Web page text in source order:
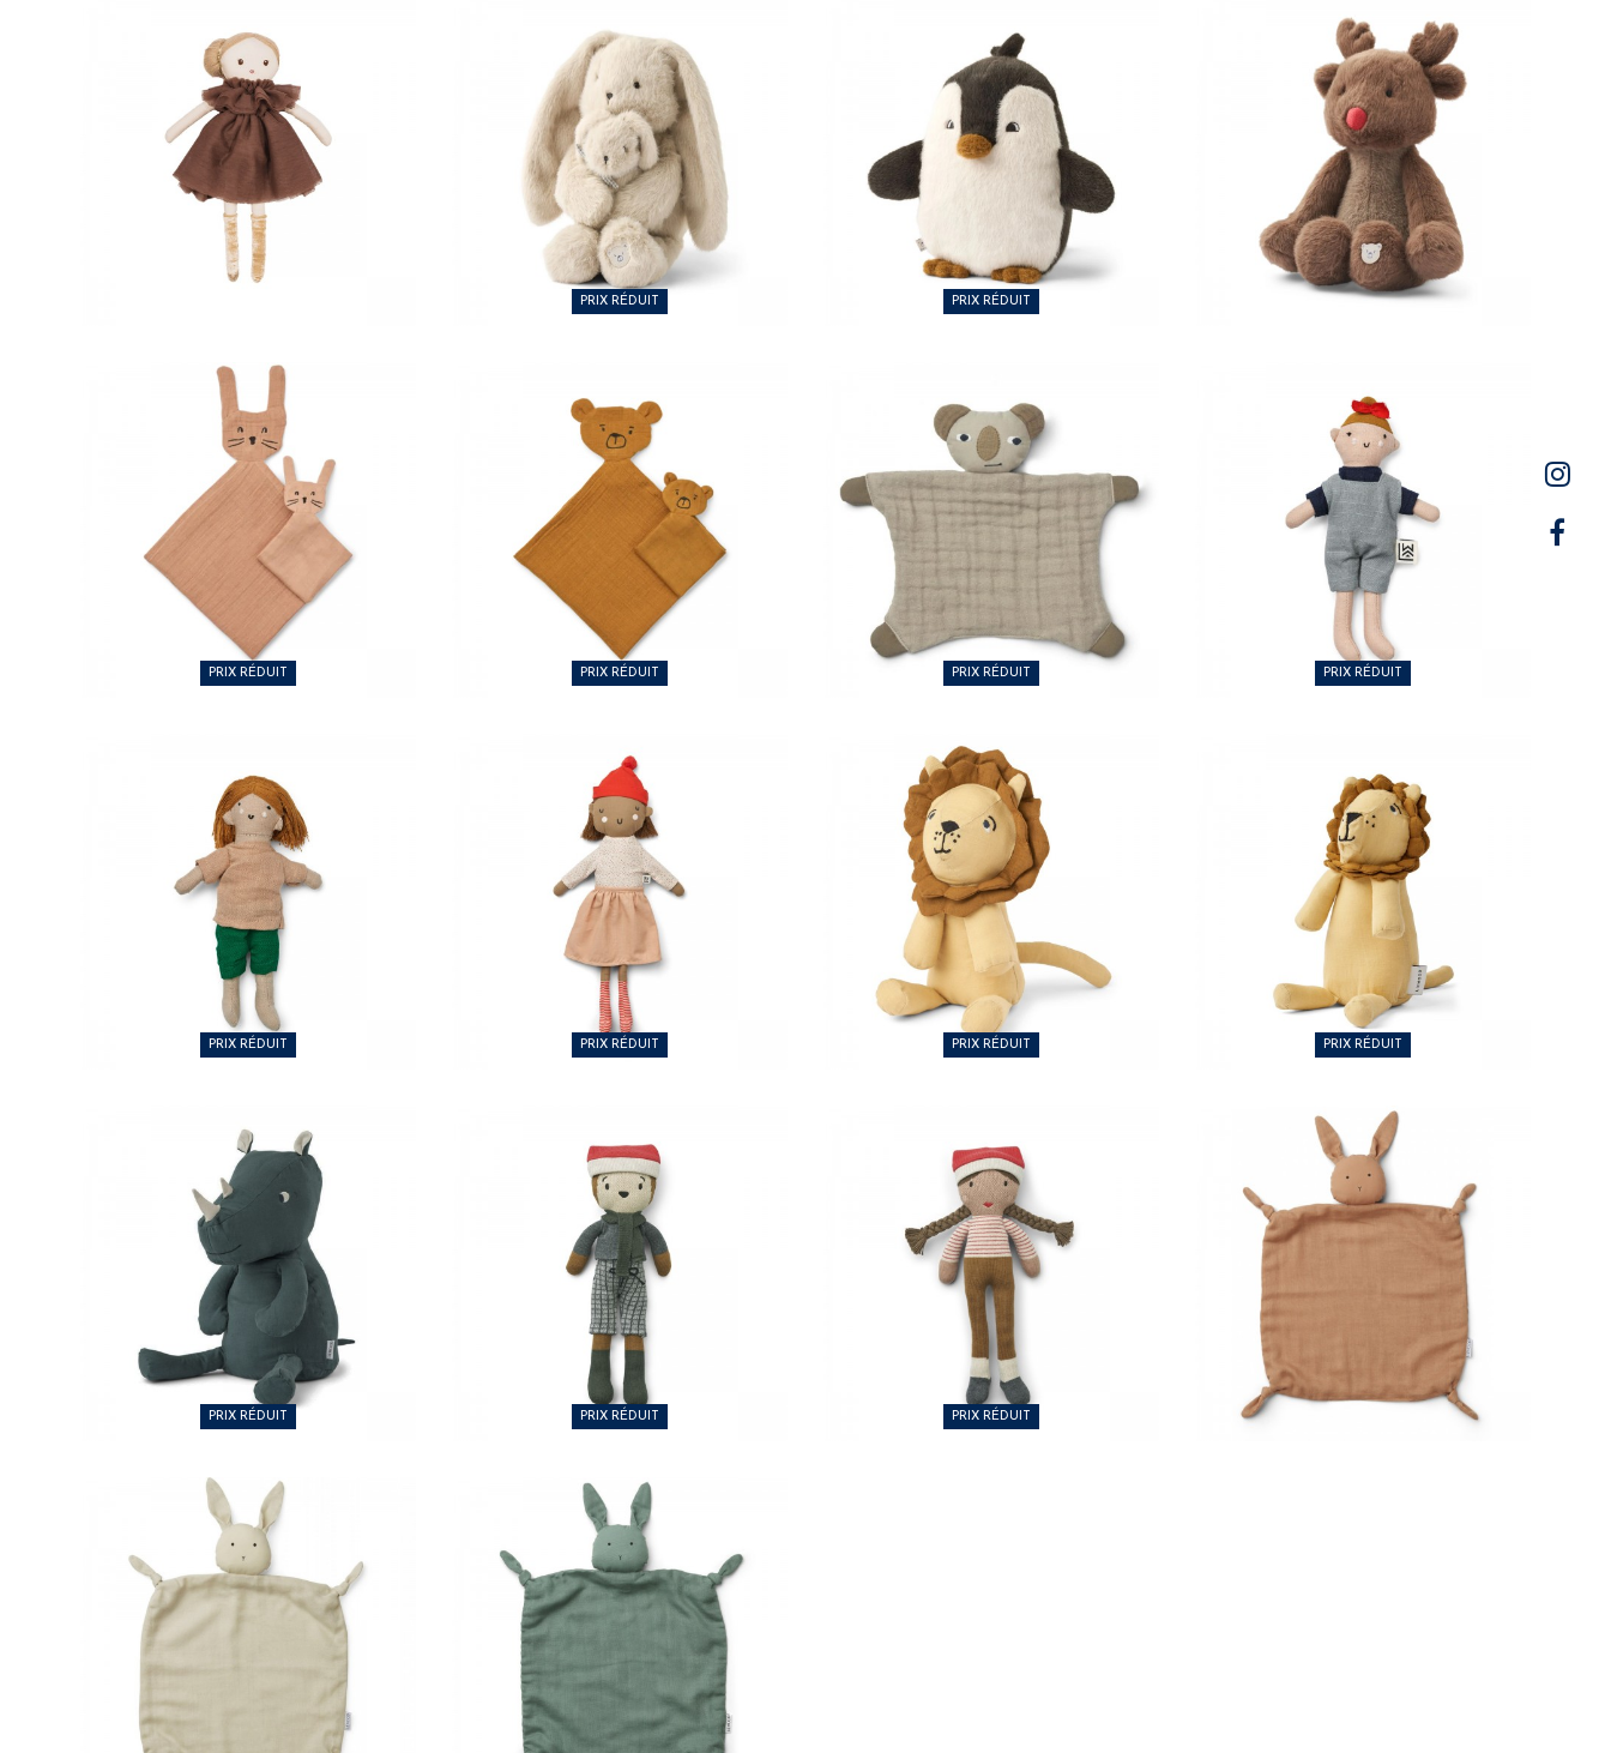
35,00 €
PRIX RÉDUIT
33,60 €
PRIX RÉDUIT
23,80 € 34,00 €
PRIX RÉDUIT
13,00 €
PRIX RÉDUIT
13,00 €
PRIX RÉDUIT
9,25 €
PRIX RÉDUIT
PRIX RÉDUIT PRIX RÉDUIT PRIX RÉDUIT
25,00 €
PRIX RÉDUIT
17,50 €
PRIX RÉDUIT PRIX RÉDUIT
20,30 €
PRIX RÉDUIT
14,50 €